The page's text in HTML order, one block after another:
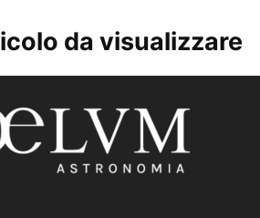
da visualizzare